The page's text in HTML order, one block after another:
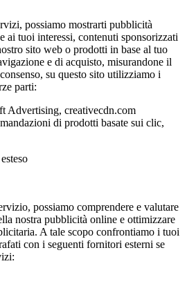
possiamo mostrarti pubblicità
ai tuoi interessi, contenuti sponsorizzati
sito web o prodotti in base al tuo
e di acquisto, misurandone il
su questo sito utilizziamo i
parti:
Advertising, creativecdn.com
di prodotti basate sui clic,
possiamo comprendere e valutare
nostra pubblicità online e ottimizzare
A tale scopo confrontiamo i tuoi
con i seguenti fornitori esterni se